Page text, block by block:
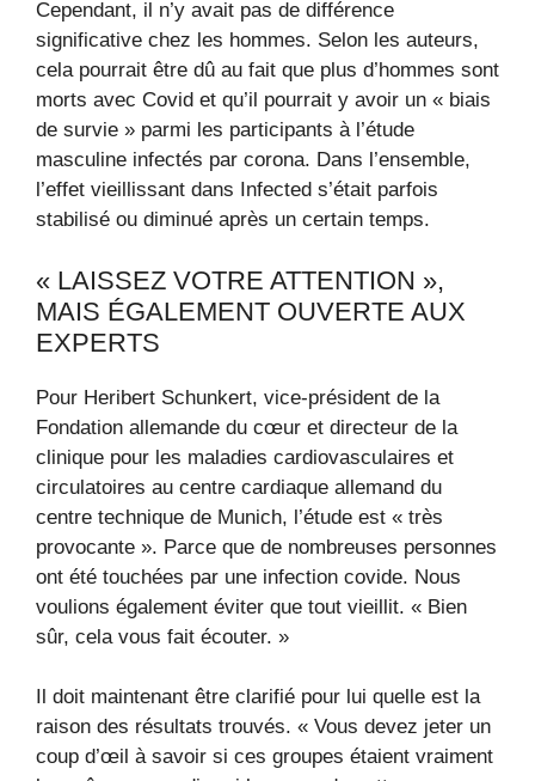
Cependant, il n’y avait pas de différence
significative chez les hommes. Selon les auteurs,
cela pourrait être dû au fait que plus d’hommes sont
morts avec Covid et qu’il pourrait y avoir un « biais
de survie » parmi les participants à l’étude
masculine infectés par corona. Dans l’ensemble,
l’effet vieillissant dans Infected s’était parfois
stabilisé ou diminué après un certain temps.
« LAISSEZ VOTRE ATTENTION »,
MAIS ÉGALEMENT OUVERTE AUX
EXPERTS
Pour Heribert Schunkert, vice-président de la
Fondation allemande du cœur et directeur de la
clinique pour les maladies cardiovasculaires et
circulatoires au centre cardiaque allemand du
centre technique de Munich, l’étude est « très
provocante ». Parce que de nombreuses personnes
ont été touchées par une infection covide. Nous
voulions également éviter que tout vieillit. « Bien
sûr, cela vous fait écouter. »
Il doit maintenant être clarifié pour lui quelle est la
raison des résultats trouvés. « Vous devez jeter un
coup d’œil à savoir si ces groupes étaient vraiment